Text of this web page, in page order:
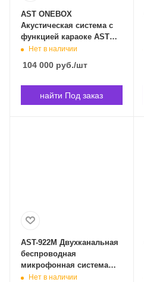
AST ONEBOX
Акустическая система с
функцией караоке AST
ONEBOX в Владивостоке
Нет в наличии
104 000 руб./шт
найти Под заказ
AST-922M Двухканальная
беспроводная
микрофонная система
AST-992M в Владивостоке
Нет в наличии